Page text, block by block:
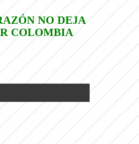
NO DEJA
COLOMBIA